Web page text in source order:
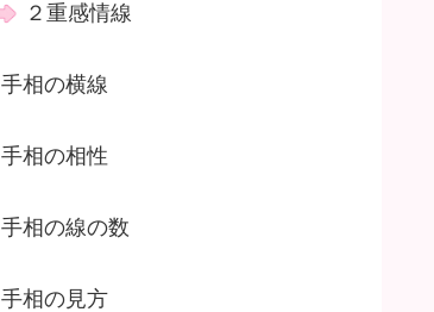
２重感情線
手相の横線
手相の相性
手相の線の数
手相の見方